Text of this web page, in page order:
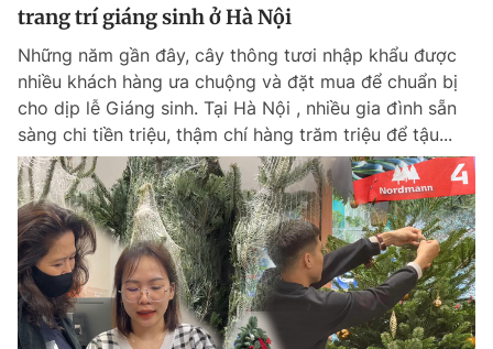
trang trí giáng sinh ở Hà Nội
Những năm gần đây, cây thông tươi nhập khẩu được
nhiều khách hàng ưa chuộng và đặt mua để chuẩn bị
cho dịp lễ Giáng sinh. Tại Hà Nội , nhiều gia đình sẵn
sàng chi tiền triệu, thậm chí hàng trăm triệu để tậu...